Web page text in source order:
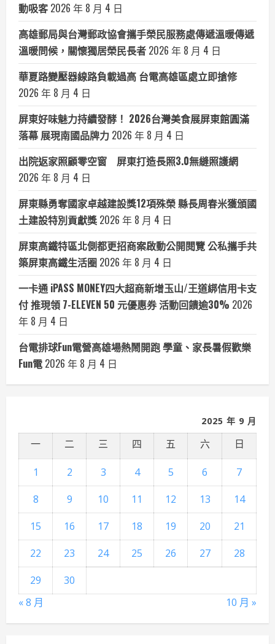
動吸客 2026 年 8 月 4 日
高雄郵局與台灣郵政協會攜手榮民服務處傳遞溫暖傳遞
溫暖問候，關懷獨居榮民長者 2026 年 8 月 4 日
華夏路變壓器線路負載過高 台電高雄區處立即搶修
2026 年 8 月 4 日
屏東好味魅力持續發酵！ 2026台灣美食展屏東館圓滿
落幕 展現南國品牌力 2026 年 8 月 4 日
出院返家照顧零空窗 屏東打造長照3.0無縫照護網
2026 年 8 月 4 日
屏東縣勇奪國家卓越建設獎12項殊榮 縣長周春米獲頒國
土建設特別貢獻獎 2026 年 8 月 4 日
屏東高鐵特區北側都更招商案啟動公開閱覽 公私攜手共
築屏東高鐵生活圈 2026 年 8 月 4 日
一卡通 iPASS MONEY四大超商新增玉山/王道綁信用卡支
付 推現領 7-ELEVEN 50 元優惠券 活動回饋逾30% 2026
年 8 月 4 日
台電排球Fun電營高雄場熱鬧開跑 學童、家長暑假歡樂
Fun電 2026 年 8 月 4 日
2025 年 9 月
一 二 三 四 五 六 日
1 2 3 4 5 6
7
8
9 10 11 12 13
14
15
16 17 18 19 20
21
22
23 24 25 26 27
28
29
30
« 8 月
10 月 »